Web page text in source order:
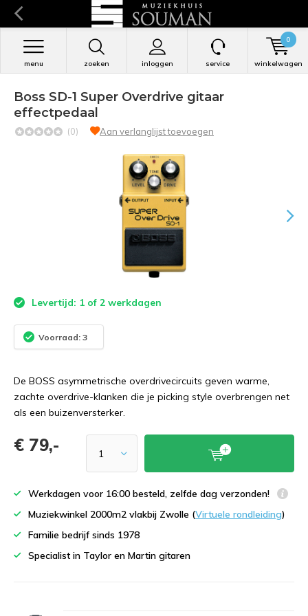
zoeken inloggen
menu service winkelwagen
0
Boss SD-1 Super Overdrive gitaar
effectpedaal
(0) Aan verlanglijst toevoegen
Levertijd: 1 of 2 werkdagen
Voorraad: 3
De BOSS asymmetrische overdrivecircuits geven warme,
zachte overdrive-klanken die je picking style overbrengen net
als een buizenversterker.
€ 79,-
Werkdagen voor 16:00 besteld, zelfde dag verzonden!
Muziekwinkel 2000m2 vlakbij Zwolle (Virtuele rondleiding)
Familie bedrijf sinds 1978
Specialist in Taylor en Martin gitaren